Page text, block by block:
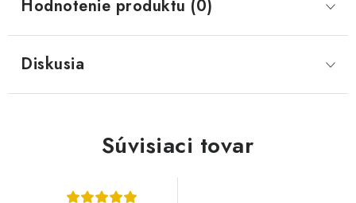
Podmienky ochrany osobných údajov
Reklamačný poriadok - formulár
Hodnotenie produktu (0)
Diskusia
Súvisiaci tovar